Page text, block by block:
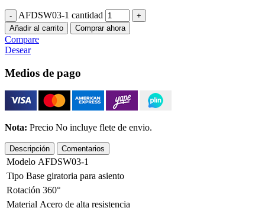
AFDSW03-1 cantidad
Añadir al carrito Comprar ahora
Compare
Desear
Medios de pago
Nota: Precio No incluye flete de envio.
Descripción Comentarios
Modelo AFDSW03-1
Tipo Base giratoria para asiento
Rotación 360°
Material Acero de alta resistencia